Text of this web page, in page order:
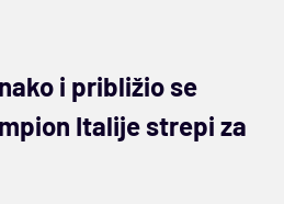
i približio se
Italije strepi za